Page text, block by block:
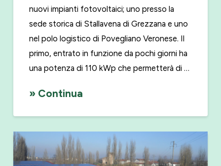
nuovi impianti fotovoltaici; uno presso la
sede storica di Stallavena di Grezzana e uno
nel polo logistico di Povegliano Veronese. Il
primo, entrato in funzione da pochi giorni ha
una potenza di 110 kWp che permetterà di …
» Continua